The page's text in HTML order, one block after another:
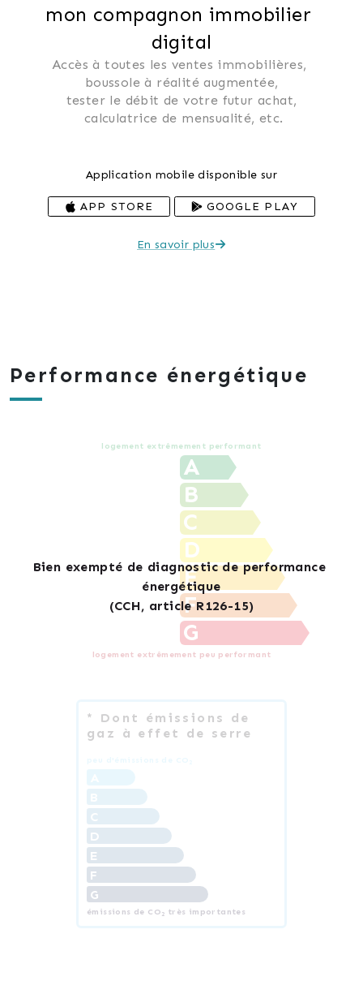
mon compagnon immobilier
digital
Accès à toutes les ventes immobilières,
boussole à réalité augmentée,
tester le débit de votre futur achat,
calculatrice de mensualité, etc.
Application mobile disponible sur
APP STORE GOOGLE PLAY
En savoir plus
Performance énergétique
logement extrêmement performant
A
B
C
D
E
F
G
logement extrêmement peu performant
* Dont émissions de
gaz à effet de serre
B
C
D
E
F
G
émissions de CO 2 très importantes